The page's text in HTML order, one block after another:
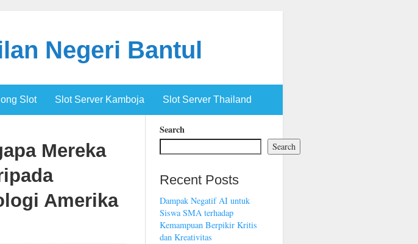
Negeri Bantul
Slot Slot Server Kamboja Slot Server Thailand
Mereka
Amerika
Search
Search
Recent Posts
Dampak Negatif AI untuk
Siswa SMA terhadap
Kemampuan Berpikir Kritis
dan Kreativitas